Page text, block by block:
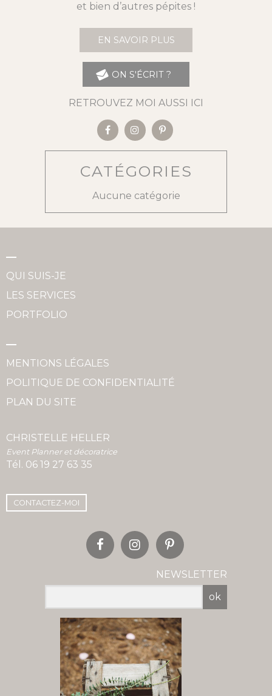
et bien d’autres pépites !
EN SAVOIR PLUS
ON S'ÉCRIT ?
RETROUVEZ MOI AUSSI ICI
CATÉGORIES
Aucune catégorie
QUI SUIS-JE
LES SERVICES
PORTFOLIO
MENTIONS LÉGALES
POLITIQUE DE CONFIDENTIALITÉ
PLAN DU SITE
CHRISTELLE HELLER
Event Planner et décoratrice
Tél. 06 19 27 63 35
CONTACTEZ-MOI
NEWSLETTER
ok